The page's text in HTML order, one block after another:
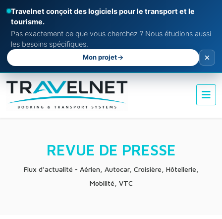
Travelnet conçoit des logiciels pour le transport et le
tourisme.
Pas exactement ce que vous cherchez ? Nous étudions aussi
les besoins spécifiques.
Mon projet
REVUE DE PRESSE
Flux d'actualité - Aérien, Autocar, Croisière, Hôtellerie,
Mobilité, VTC